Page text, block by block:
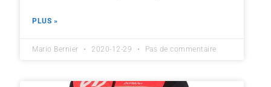
PLUS »
Mario Bernier 2020-12-29 Pas de commentaire